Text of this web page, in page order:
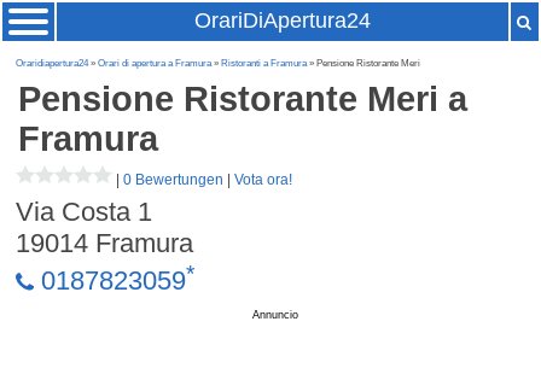
OrariDiApertura24
Oraridiapertura24»Orari di apertura a Framura» Ristoranti a Framura» Pensione Ristorante Meri
Pensione Ristorante Meri a
Framura
|0 Bewertungen |Vota ora!
Via Costa 1
19014 Framura
0187823059*
Annuncio